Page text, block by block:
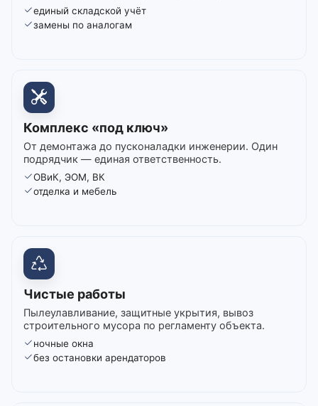
единый складской учёт
замены по аналогам
Комплекс «под ключ»
От демонтажа до пусконаладки инженерии. Один
подрядчик — единая ответственность.
ОВиК, ЭОМ, ВК
отделка и мебель
Чистые работы
Пылеулавливание, защитные укрытия, вывоз
строительного мусора по регламенту объекта.
ночные окна
без остановки арендаторов